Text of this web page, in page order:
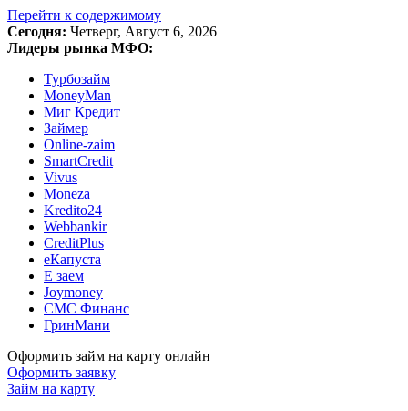
Перейти к содержимому
Сегодня: Четверг, Август 6, 2026
Лидеры рынка МФО:
Турбозайм
MoneyMan
Миг Кредит
Займер
Online-zaim
SmartCredit
Vivus
Moneza
Kredito24
Webbankir
CreditPlus
еКапуста
Е заем
Joymoney
СМС Финанс
ГринМани
Оформить займ на карту онлайн
Оформить заявку
Займ на карту